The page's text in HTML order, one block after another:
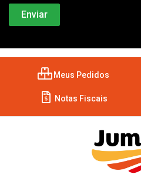
Meus Pedidos
Notas Fiscais